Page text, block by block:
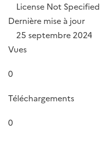
License Not Specified
Dernière mise à jour
25 septembre 2024
Vues
0
Téléchargements
0